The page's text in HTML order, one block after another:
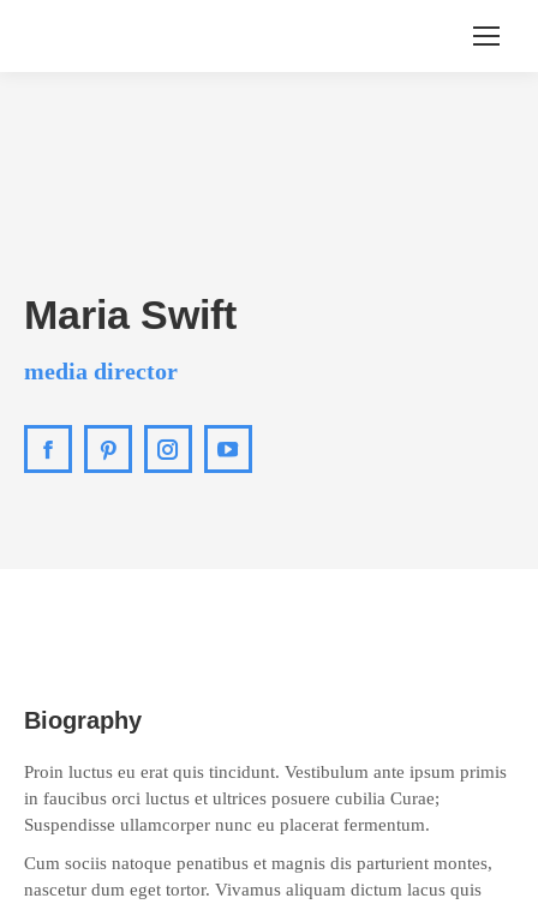
Maria Swift
media director
FacebookPinterestInstagramYouTube
Biography
Proin luctus eu erat quis tincidunt. Vestibulum ante ipsum primis
in faucibus orci luctus et ultrices posuere cubilia Curae;
Suspendisse ullamcorper nunc eu placerat fermentum.
Cum sociis natoque penatibus et magnis dis parturient montes,
nascetur dum eget tortor. Vivamus aliquam dictum lacus quis